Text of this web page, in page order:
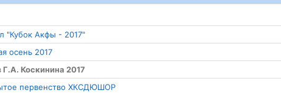
"Кубок Акфы - 2017"
осень 2017
Коскинина 2017
первенство ХКСДЮШОР